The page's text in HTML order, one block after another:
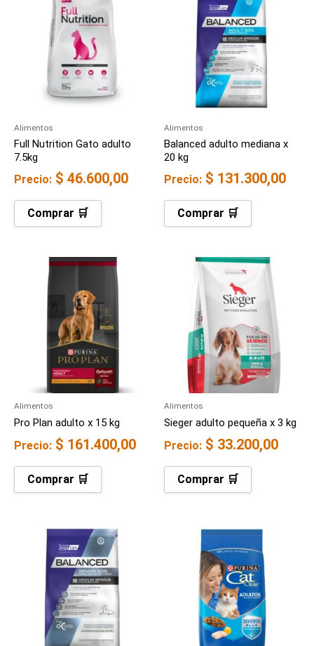
Alimentos
Full Nutrition Gato adulto
7.5kg
Precio: $ 46.600,00
Comprar 🛒
Alimentos
Balanced adulto mediana x
20 kg
Precio: $ 131.300,00
Comprar 🛒
Alimentos
Pro Plan adulto x 15 kg
Precio: $ 161.400,00
Comprar 🛒
Alimentos
Sieger adulto pequeña x 3 kg
Precio: $ 33.200,00
Comprar 🛒